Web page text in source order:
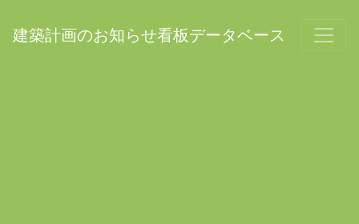
建築計画のお知らせ看板データベース